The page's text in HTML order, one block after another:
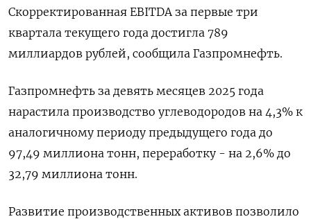
Скорректированная EBITDA за первые три
квартала текущего года достигла 789
миллиардов рублей, сообщила Газпромнефть.
Газпромнефть за девять месяцев 2025 года
нарастила производство углеводородов на 4,3% к
аналогичному периоду предыдущего года до
97,49 миллиона тонн, переработку - на 2,6% до
32,79 миллиона тонн.
Развитие производственных активов позволило